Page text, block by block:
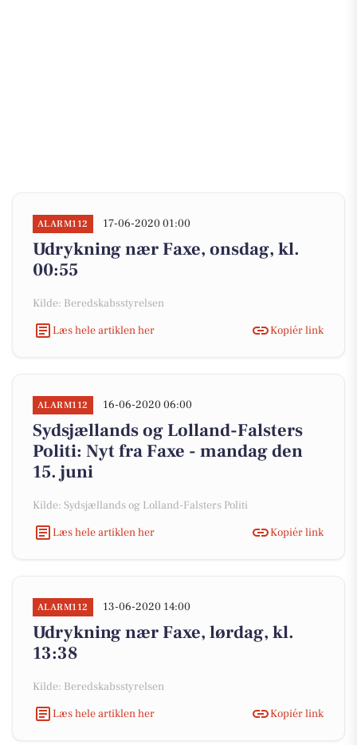
ALARM112 17-06-2020 01:00
Udrykning nær Faxe, onsdag, kl.
00:55
Kilde: Beredskabsstyrelsen
Læs hele artiklen her
Kopiér link
ALARM112 16-06-2020 06:00
Sydsjællands og Lolland-Falsters
Politi: Nyt fra Faxe - mandag den
15. juni
Kilde: Sydsjællands og Lolland-Falsters Politi
Læs hele artiklen her
Kopiér link
ALARM112 13-06-2020 14:00
Udrykning nær Faxe, lørdag, kl.
13:38
Kilde: Beredskabsstyrelsen
Læs hele artiklen her
Kopiér link